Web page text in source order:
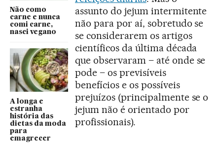
Não como
carne e nunca
comi carne,
nasci vegano
A longa e
estranha
história das
dietas da moda
para
emagrecer
assunto do jejum intermitente
não para por aí, sobretudo se
se considerarem os artigos
científicos da última década
que observaram – até onde se
pode – os previsíveis
benefícios e os possíveis
prejuízos (principalmente se o
jejum não é orientado por
profissionais).